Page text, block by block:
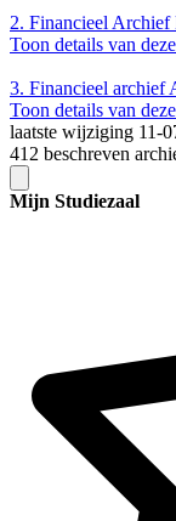
2. Financieel Archief
Toon details van
3. Financieel archief
Toon details van
laatste wijziging 11-
412 beschreven
Mijn Studiezaal